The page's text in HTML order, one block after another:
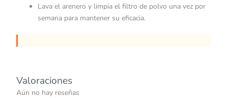
Lava el arenero y limpia el filtro de polvo una vez por
semana para mantener su eficacia.
Valoraciones
Aún no hay reseñas